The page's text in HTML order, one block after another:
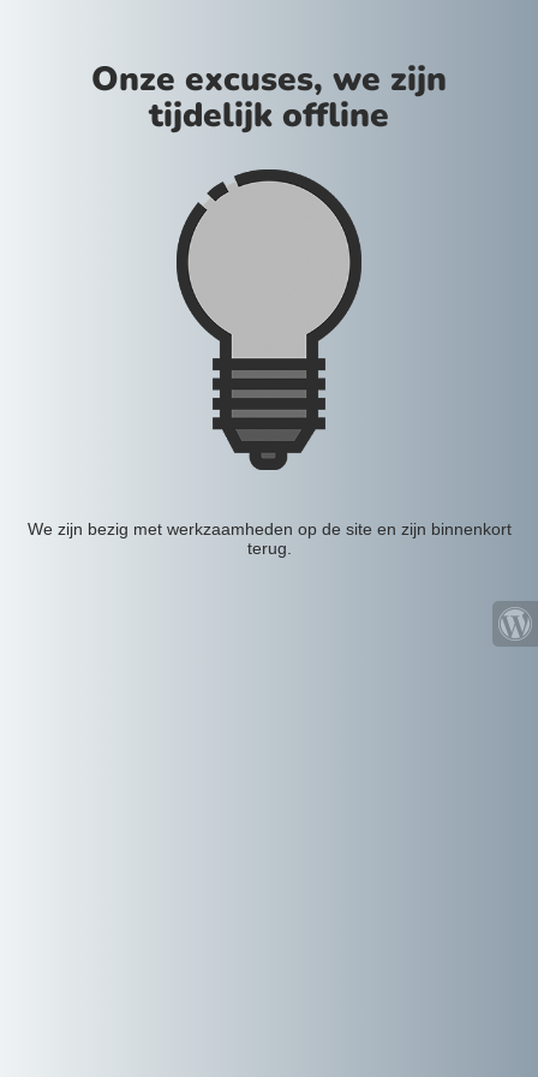
Onze excuses, we zijn
tijdelijk offline
We zijn bezig met werkzaamheden op de site en zijn binnenkort
terug.